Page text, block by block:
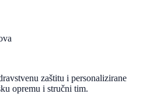
zaštitu i personalizirane
opremu i stručni tim.